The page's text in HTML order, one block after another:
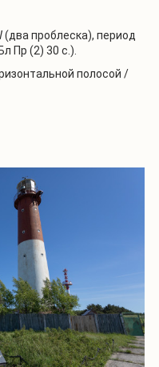
(два проблеска), период
Пр (2) 30 с.).
полосой /